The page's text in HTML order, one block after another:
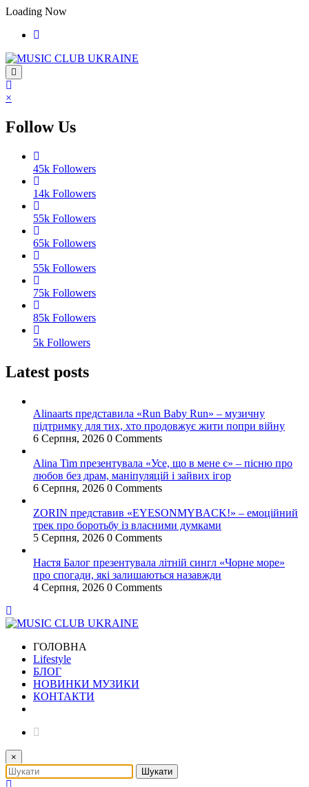
Перейти
контенту
Loading Now
×
Follow Us
45k Followers
14k Followers
55k Followers
65k Followers
55k Followers
75k Followers
85k Followers
5k Followers
Latest posts
Alinaarts представила «Run Baby Run» – музичну
підтримку для тих, хто продовжує жити попри війну
6 Серпня, 2026 0 Comments
Alina Tim презентувала «Усе, що в мене є» – пісню про
любов без драм, маніпуляцій і зайвих ігор
6 Серпня, 2026 0 Comments
ZORIN представив «EYESONMYBACK!» – емоційний
трек про боротьбу із власними думками
5 Серпня, 2026 0 Comments
Настя Балог презентувала літній сингл «Чорне море»
про спогади, які залишаються назавжди
4 Серпня, 2026 0 Comments
ГОЛОВНА
Lifestyle
БЛОГ
НОВИНКИ МУЗИКИ
КОНТАКТИ
×